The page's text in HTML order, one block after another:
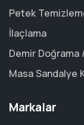
Petek
İlaçlama
Demir Doğrama
Masa Sandalye
Markalar